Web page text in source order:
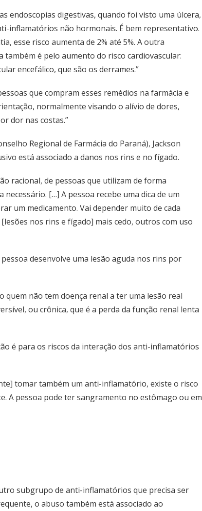
endoscopias digestivas, quando foi visto uma úlcera,
inflamatórios não hormonais. É bem representativo.
esse risco aumenta de 2% até 5%. A outra
também é pelo aumento do risco cardiovascular:
encefálico, que são os derrames.”
que compram esses remédios na farmácia e
normalmente visando o alívio de dores,
dor nas costas.”
Regional de Farmácia do Paraná), Jackson
está associado a danos nos rins e no fígado.
racional, de pessoas que utilizam de forma
[…] A pessoa recebe uma dica de um
um medicamento. Vai depender muito de cada
nos rins e fígado] mais cedo, outros com uso
desenvolve uma lesão aguda nos rins por
quem não tem doença renal a ter uma lesão real
ou crônica, que é a perda da função renal lenta
é para os riscos da interação dos anti-inflamatórios
tomar também um anti-inflamatório, existe o risco
A pessoa pode ter sangramento no estômago ou em
subgrupo de anti-inflamatórios que precisa ser
o abuso também está associado ao